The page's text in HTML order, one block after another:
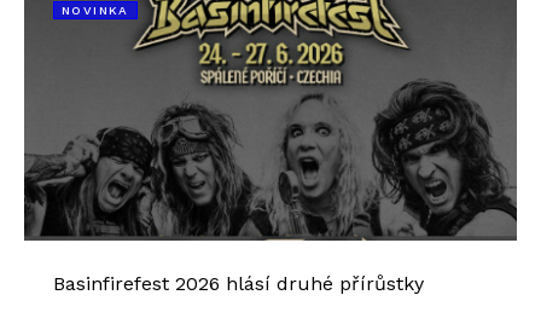
NOVINKA
Basinfirefest 2026 hlásí druhé přírůstky